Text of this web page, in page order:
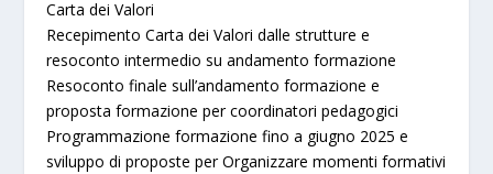
Carta dei Valori
Recepimento Carta dei Valori dalle strutture e
resoconto intermedio su andamento formazione
Resoconto finale sull’andamento formazione e
proposta formazione per coordinatori pedagogici
Programmazione formazione fino a giugno 2025 e
sviluppo di proposte per Organizzare momenti formativi